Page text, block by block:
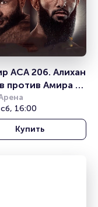
АСА 206. Алихан
против Амира
сб, 16:00
Купить